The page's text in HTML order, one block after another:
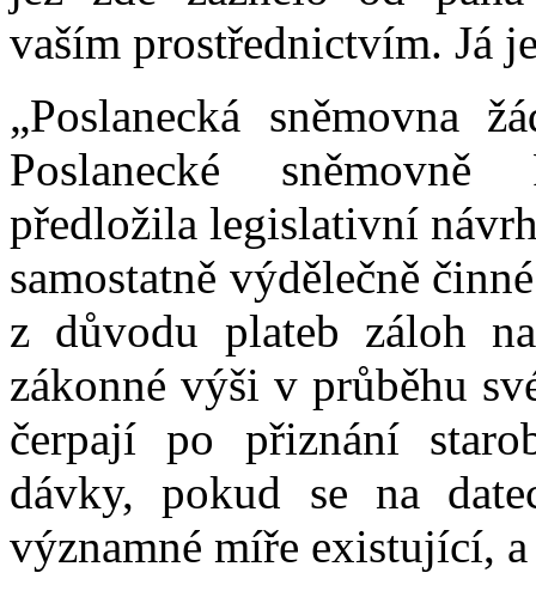
vaším prostřednictvím. Já
„Poslanecká sněmovna
Poslanecké
předložila legislativní
samostatně výdělečně
z důvodu plateb záloh
zákonné výši v průběhu
čerpají po přiznání
dávky, pokud se na
významné míře existující,